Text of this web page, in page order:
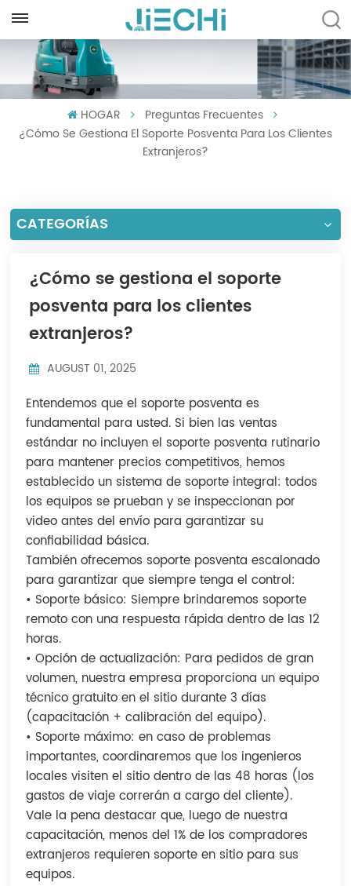
English
Français
Português
Türkçe
Tiếng Việt
Indonesia
中文
HOGAR
Preguntas Frecuentes
¿Cómo Se Gestiona El Soporte Posventa Para Los Clientes
Extranjeros?
CATEGORÍAS
¿Cómo se gestiona el soporte
posventa para los clientes
extranjeros?
AUGUST 01, 2025
Entendemos que el soporte posventa es
fundamental para usted. Si bien las ventas
estándar no incluyen el soporte posventa rutinario
para mantener precios competitivos, hemos
establecido un sistema de soporte integral: todos
los equipos se prueban y se inspeccionan por
video antes del envío para garantizar su
confiabilidad básica.
También ofrecemos soporte posventa escalonado
para garantizar que siempre tenga el control:
• Soporte básico: Siempre brindaremos soporte
remoto con una respuesta rápida dentro de las 12
horas.
• Opción de actualización: Para pedidos de gran
volumen, nuestra empresa proporciona un equipo
técnico gratuito en el sitio durante 3 días
(capacitación + calibración del equipo).
• Soporte máximo: en caso de problemas
importantes, coordinaremos que los ingenieros
locales visiten el sitio dentro de las 48 horas (los
gastos de viaje correrán a cargo del cliente).
Vale la pena destacar que, luego de nuestra
capacitación, menos del 1% de los compradores
extranjeros requieren soporte en sitio para sus
equipos.